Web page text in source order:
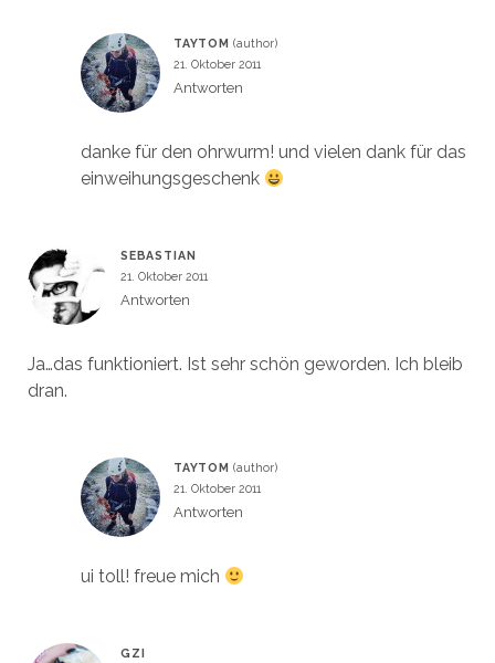
TAYTOM
21. Oktober 2011
Antworten
danke für den ohrwurm! und vielen dank für das
einweihungsgeschenk
SEBASTIAN
21. Oktober 2011
Antworten
Ja…das funktioniert. Ist sehr schön geworden. Ich bleib
dran.
TAYTOM
21. Oktober 2011
Antworten
ui toll! freue mich
GZI